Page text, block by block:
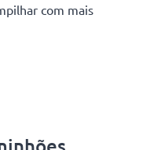
com mais